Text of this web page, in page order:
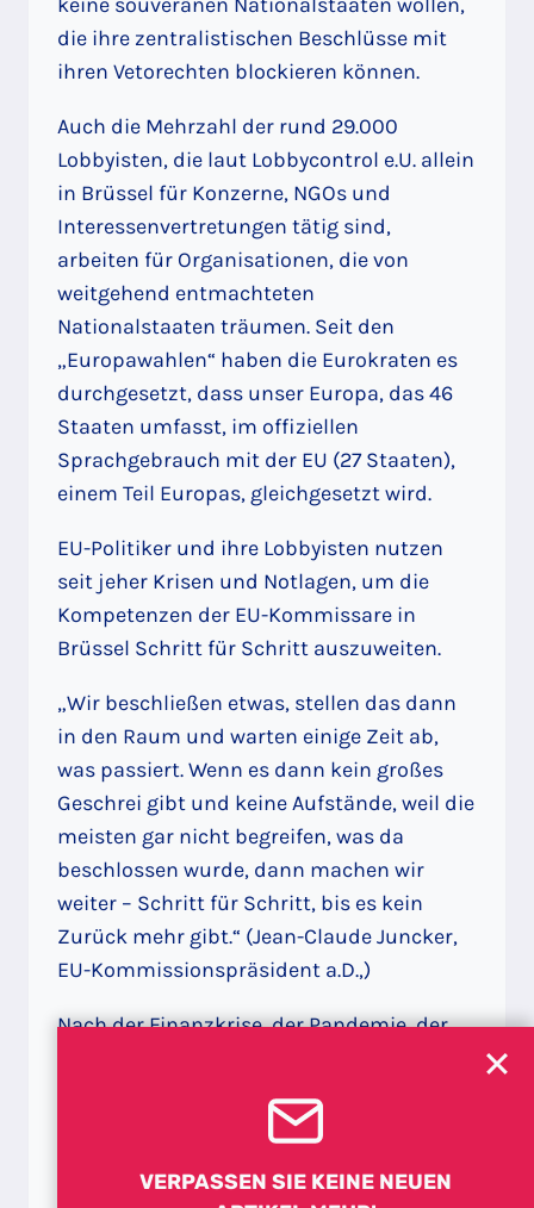
die ihre zentralistischen Beschlüsse mit
ihren Vetorechten blockieren können.
Auch die Mehrzahl der rund 29.000
Lobbyisten, die laut Lobbycontrol e.U. allein
in Brüssel für Konzerne, NGOs und
Interessenvertretungen tätig sind,
arbeiten für Organisationen, die von
weitgehend entmachteten
Nationalstaaten träumen. Seit den
„Europawahlen“ haben die Eurokraten es
durchgesetzt, dass unser Europa, das 46
Staaten umfasst, im offiziellen
Sprachgebrauch mit der EU (27 Staaten),
einem Teil Europas, gleichgesetzt wird.
EU-Politiker und ihre Lobbyisten nutzen
seit jeher Krisen und Notlagen, um die
Kompetenzen der EU-Kommissare in
Brüssel Schritt für Schritt auszuweiten.
„Wir beschließen etwas, stellen das dann
in den Raum und warten einige Zeit ab,
was passiert. Wenn es dann kein großes
Geschrei gibt und keine Aufstände, weil die
meisten gar nicht begreifen, was da
beschlossen wurde, dann machen wir
weiter – Schritt für Schritt, bis es kein
Zurück mehr gibt.“ (Jean-Claude Juncker,
EU-Kommissionspräsident a.D.,)
Nach der Finanzkrise, der Pandemie, der
für die voranschreitende Macht der EU-
Nationalstaaten und eine zentralistische
VERPASSEN SIE KEINE NEUEN